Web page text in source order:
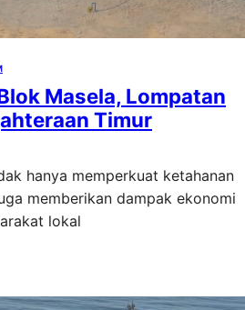
Masela, Lompatan
Timur
hanya memperkuat ketahanan
memberikan dampak ekonomi
lokal